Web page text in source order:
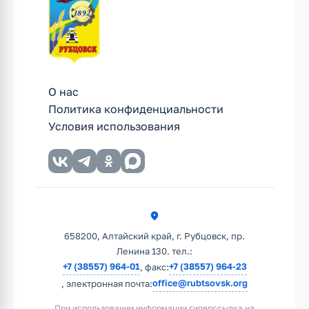
О нас
Политика конфиденциальности
Условия использования
658200, Алтайский край, г. Рубцовск, пр.
Ленина 130. тел.:
+7 (38557) 964-01, факс:+7 (38557) 964-23
, электронная почта:office@rubtsovsk.org